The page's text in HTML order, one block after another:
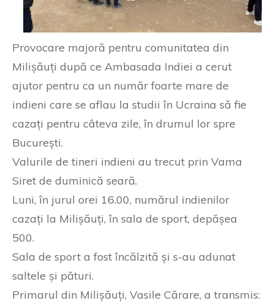
Provocare majoră pentru comunitatea din
Milișăuți după ce Ambasada Indiei a cerut
ajutor pentru ca un număr foarte mare de
indieni care se aflau la studii în Ucraina să fie
cazați pentru câteva zile, în drumul lor spre
București.
Valurile de tineri indieni au trecut prin Vama
Siret de duminică seară.
Luni, în jurul orei 16.00, numărul indienilor
cazați la Milișăuți, în sala de sport, depășea
500.
Sala de sport a fost încălzită și s-au adunat
saltele și pături.
Primarul din Milișăuți, Vasile Cărare, a transmis: